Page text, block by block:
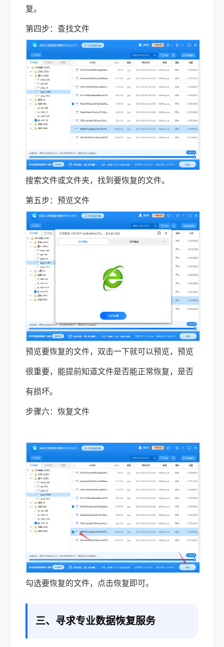
复。
第四步：查找文件
搜索文件或文件夹，找到要恢复的文件。
第五步：预览文件
预览要恢复的文件，双击一下就可以预览，预览
很重要，能提前知道文件是否能正常恢复，是否
有损坏。
步骤六：恢复文件
勾选要恢复的文件，点击恢复即可。
三、寻求专业数据恢复服务